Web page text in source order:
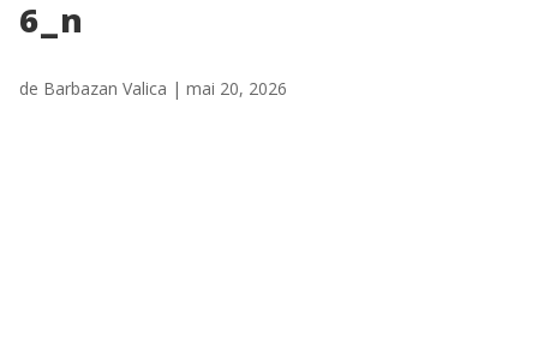
6_n
de Barbazan Valica | mai 20, 2026